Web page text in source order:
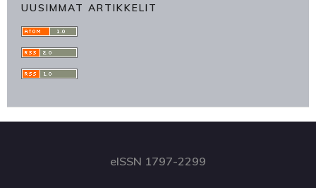
UUSIMMAT ARTIKKELIT
eISSN 1797-2299